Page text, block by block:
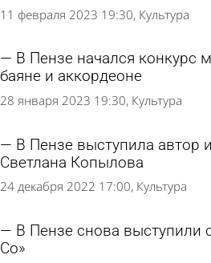
11 февраля 2023 19:30 Культура
В Пензе начался конкурс
баяне и аккордеоне
28 января 2023 19:30 Культура
В Пензе выступила автор
Светлана Копылова
24 декабря 2022 17:00 Культура
В Пензе снова выступили
Co»